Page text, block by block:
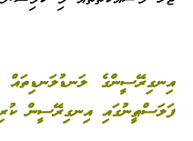
އިނގިރޭސީންގެ
ފަލަސްޠީނުގައި އިނގިރޭސީން